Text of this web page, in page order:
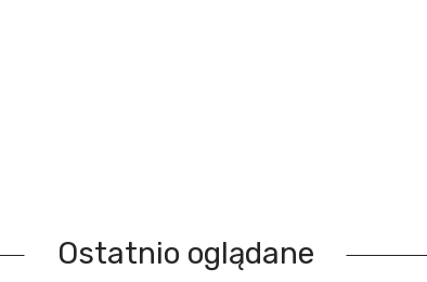
Ostatnio oglądane